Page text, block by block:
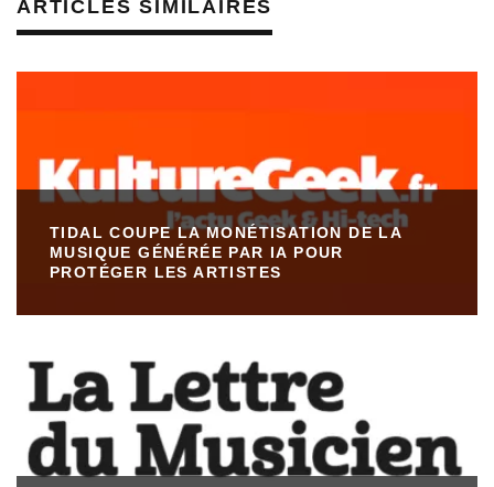
ARTICLES SIMILAIRES
TIDAL COUPE LA MONÉTISATION DE LA
MUSIQUE GÉNÉRÉE PAR IA POUR
PROTÉGER LES ARTISTES